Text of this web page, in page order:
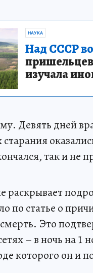
НАУКА
Над СССР
изучала
Девять дней
так и не
раскрывает
по статье о
Это
– в ночь на 1
которого он и